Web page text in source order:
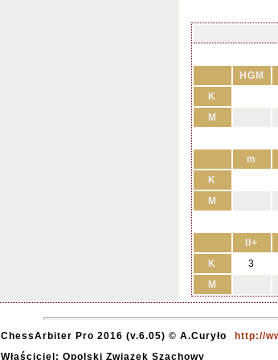
HGM
K
M
m
K
M
II+
K
3
M
ChessArbiter Pro 2016 (v.6.05) © A.Curyło
http://
Właściciel: Opolski Związek Szachowy